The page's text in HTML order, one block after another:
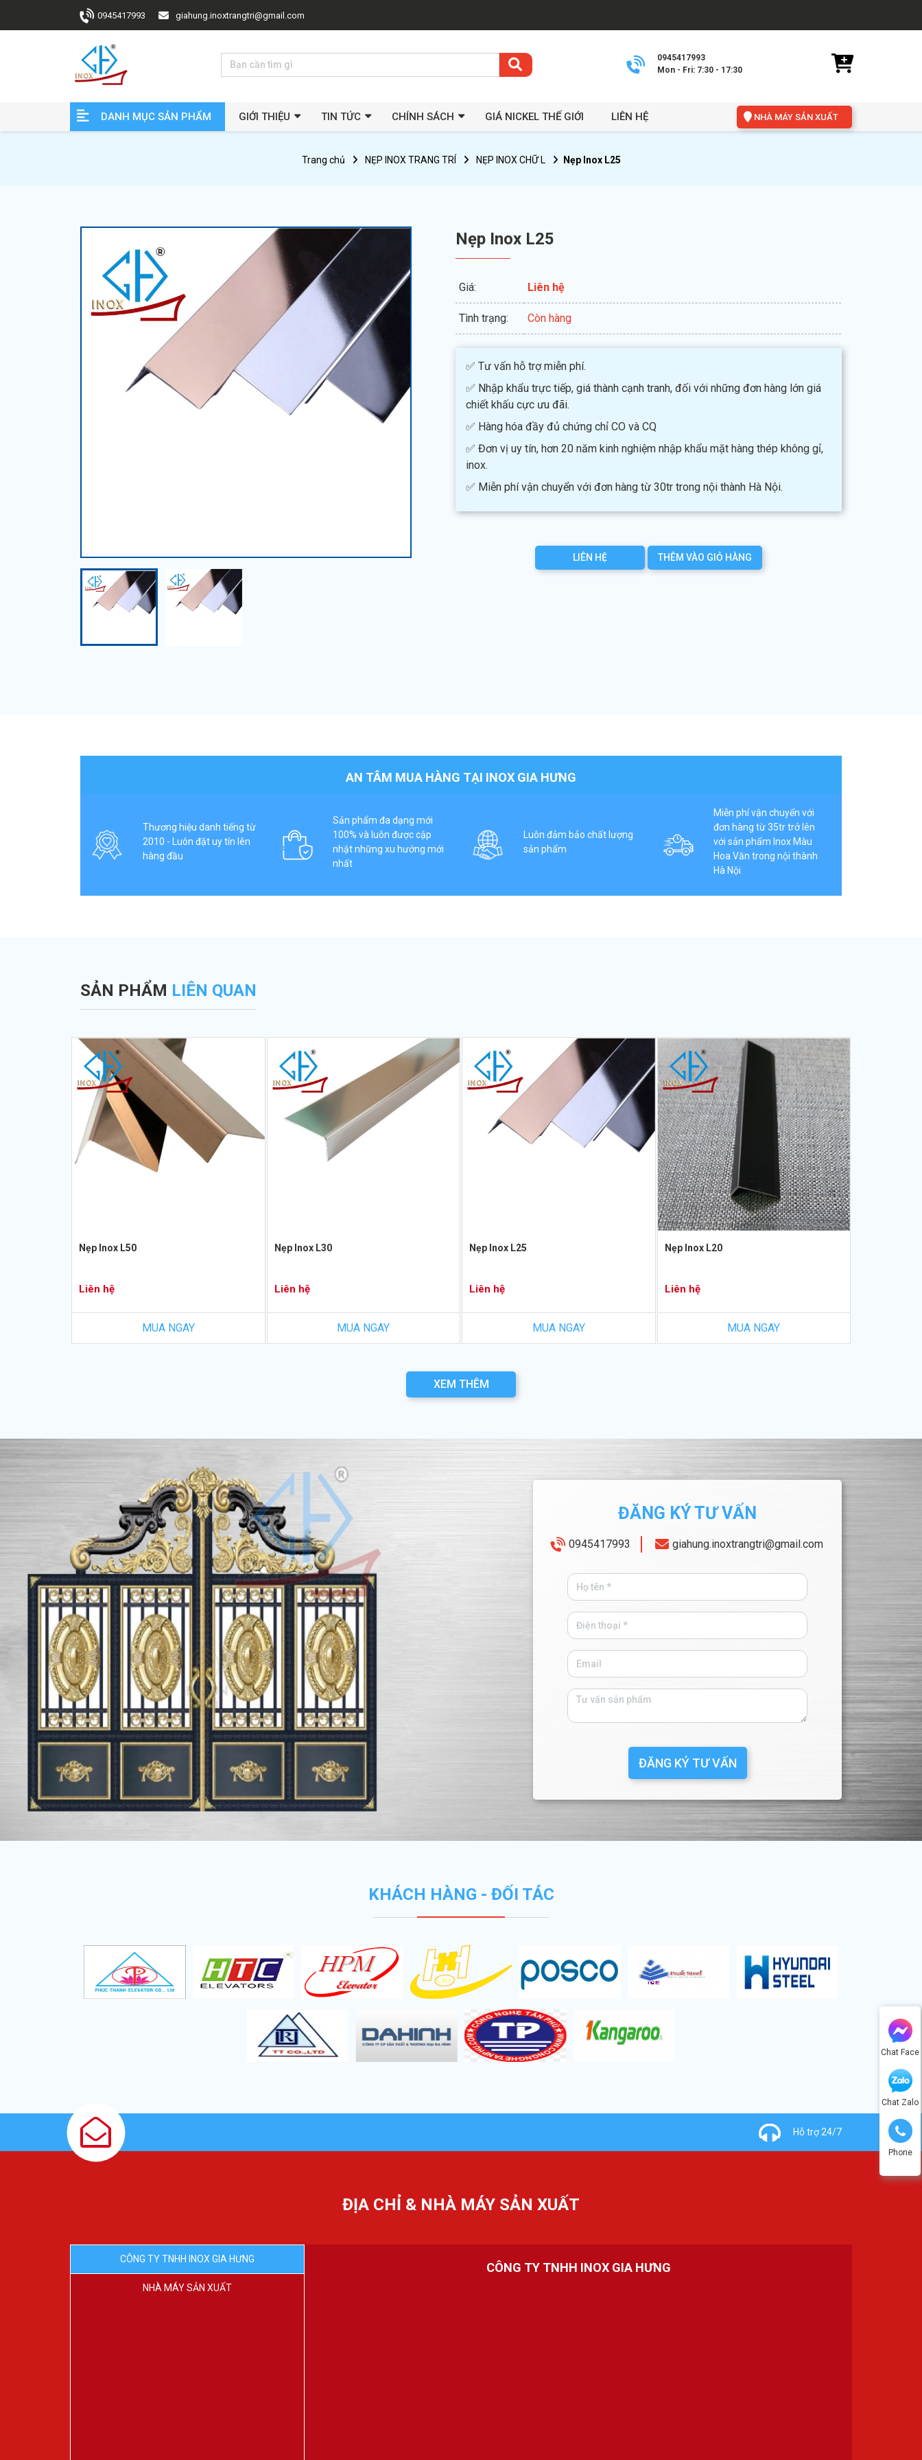
0945417993 giahung.inoxtrangtri@gmail.com
0945417993
Mon - Fri: 7:30 - 17:30
DANH MỤC SẢN PHẨM GIỚI THIỆU TIN TỨC CHÍNH SÁCH GIÁ NICKEL THẾ GIỚI LIÊN HỆ NHÀ MÁY SẢN XUẤT
Chat Face
Chat Zalo
Phone
Trang chủ NẸP INOX TRANG TRÍ NẸP INOX CHỮ L Nẹp Inox L25
Nẹp Inox L25
Giá: Liên hệ
Tình trạng: Còn hàng
✅ Tư vấn hỗ trợ miễn phí.
✅ Nhập khẩu trực tiếp, giá thành cạnh tranh, đối với những đơn hàng lớn giá
chiết khấu cực ưu đãi.
✅ Hàng hóa đầy đủ chứng chỉ CO và CQ
✅ Đơn vị uy tín, hơn 20 năm kinh nghiệm nhập khẩu mặt hàng thép không gỉ,
inox.
✅ Miễn phí vận chuyển với đơn hàng từ 30tr trong nội thành Hà Nội.
LIÊN HỆ THÊM VÀO GIỎ HÀNG
AN TÂM MUA HÀNG TẠI INOX GIA HƯNG
Thương hiệu danh tiếng từ
2010 - Luôn đặt uy tín lên
hàng đầu
Sản phẩm đa dạng mới
100% và luôn được cập
nhật những xu hướng mới
nhất
Luôn đảm bảo chất lượng
sản phẩm
Miễn phí vận chuyển với
đơn hàng từ 35tr trở lên
với sản phẩm Inox Màu
Hoa Văn trong nội thành
Hà Nội
SẢN PHẨM LIÊN QUAN
Nẹp Inox L50
Liên hệ
MUA NGAY
Nẹp Inox L30
Liên hệ
MUA NGAY
Nẹp Inox L25
Liên hệ
MUA NGAY
Nẹp Inox L20
Liên hệ
MUA NGAY
XEM THÊM
ĐĂNG KÝ TƯ VẤN
0945417993 giahung.inoxtrangtri@gmail.com
ĐĂNG KÝ TƯ VẤN
KHÁCH HÀNG - ĐỐI TÁC
Hỗ trợ 24/7
ĐỊA CHỈ & NHÀ MÁY SẢN XUẤT
CÔNG TY TNHH INOX GIA HƯNG
NHÀ MÁY SẢN XUẤT
CÔNG TY TNHH INOX GIA HƯNG